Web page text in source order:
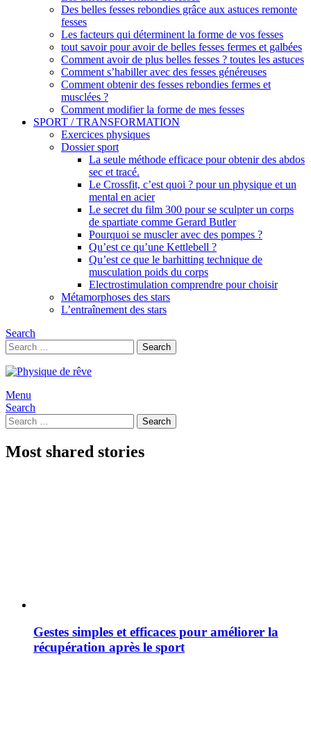
Des belles fesses rebondies grâce aux astuces remonte
fesses
Les facteurs qui déterminent la forme de vos fesses
tout savoir pour avoir de belles fesses fermes et galbées
Comment avoir de plus belles fesses ? toutes les astuces
Comment s’habiller avec des fesses généreuses
Comment obtenir des fesses rebondies fermes et
musclées ?
Comment modifier la forme de mes fesses
SPORT / TRANSFORMATION
Exercices physiques
Dossier sport
La seule méthode efficace pour obtenir des abdos
sec et tracé.
Le Crossfit, c’est quoi ? pour un physique et un
mental en acier
Le secret du film 300 pour se sculpter un corps
de spartiate comme Gerard Butler
Pourquoi se muscler avec des pompes ?
Qu’est ce qu’une Kettlebell ?
Qu’est ce que le barhitting technique de
musculation poids du corps
Electrostimulation comprendre pour choisir
Métamorphoses des stars
L’entraînement des stars
Search
Search
for:
Search
Menu
Search
Search
for:
Search
Most shared stories
Gestes simples et efficaces pour améliorer la
récupération après le sport